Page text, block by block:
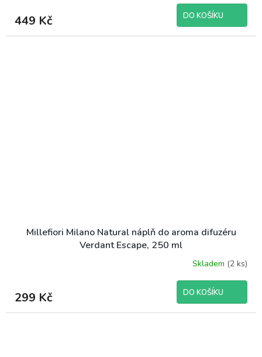
449 Kč DO KOŠÍKU
Millefiori Milano Natural náplň do aroma difuzéru
Verdant Escape, 250 ml
Skladem (2 ks)
299 Kč DO KOŠÍKU